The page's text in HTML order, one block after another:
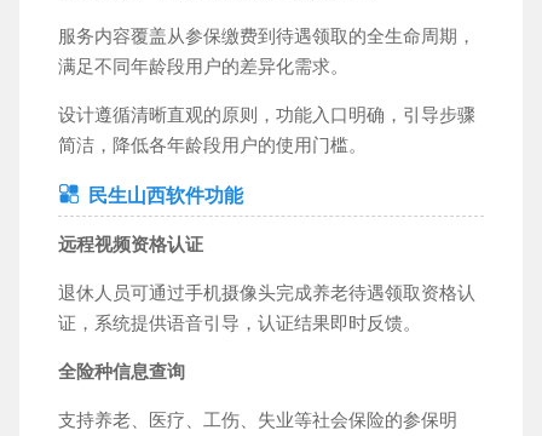
新闻财经 商务办公 摄影摄像 生活服务
服务内容覆盖从参保缴费到待遇领取的全生命周期，
满足不同年龄段用户的差异化需求。
设计遵循清晰直观的原则，功能入口明确，引导步骤
简洁，降低各年龄段用户的使用门槛。
民生山西软件功能
远程视频资格认证
退休人员可通过手机摄像头完成养老待遇领取资格认
证，系统提供语音引导，认证结果即时反馈。
全险种信息查询
支持养老、医疗、工伤、失业等社会保险的参保明